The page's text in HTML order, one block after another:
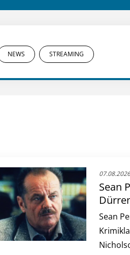
NEWS STREAMING
07.08.2026
Sean
Sean